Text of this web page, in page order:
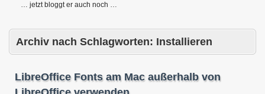
… jetzt bloggt er auch noch …
Archiv nach Schlagworten: Installieren
LibreOffice Fonts am Mac außerhalb von